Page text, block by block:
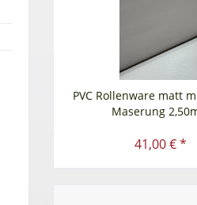
PVC Rollenware matt
Maserung
41,00 € *